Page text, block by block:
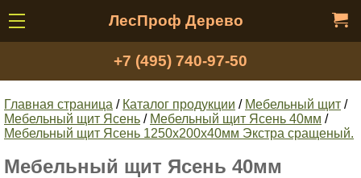
ЛесПроф Дерево
+7 (495) 740-97-50
Главная страница / Каталог продукции / Мебельный щит /
Мебельный щит Ясень / Мебельный щит Ясень 40мм /
Мебельный щит Ясень 1250х200х40мм Экстра сращеный.
Мебельный щит Ясень 40мм